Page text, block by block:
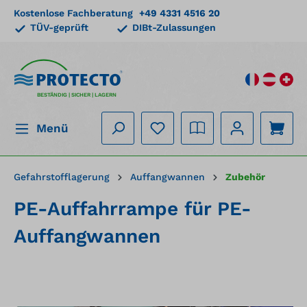
springen
Kostenlose Fachberatung +49 4331 4516 20
TÜV-geprüft
DIBt-Zulassungen
BESTÄNDIG | SICHER | LAGERN
Menü
Gefahrstofflagerung Auffangwannen Zubehör
PE-Auffahrrampe für PE-
Auffangwannen